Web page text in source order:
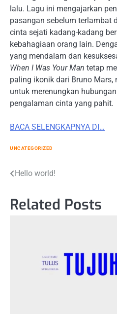
lalu. Lagu ini mengajarkan
pasangan sebelum terlambat
cinta sejati kadang-kadang
kebahagiaan orang lain.
yang mendalam dan
When I Was Your Man tetap
paling ikonik dari Bruno Mars,
untuk merenungkan
pengalaman cinta yang pahit.
BACA SELENGKAPNYA DI…
UNCATEGORIZED
Post
Hello world!
Related Posts